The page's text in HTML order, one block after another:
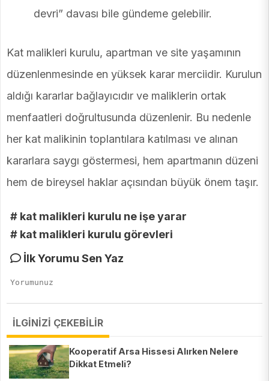
devri” davası bile gündeme gelebilir.
Kat malikleri kurulu, apartman ve site yaşamının
düzenlenmesinde en yüksek karar merciidir. Kurulun
aldığı kararlar bağlayıcıdır ve maliklerin ortak
menfaatleri doğrultusunda düzenlenir. Bu nedenle
her kat malikinin toplantılara katılması ve alınan
kararlara saygı göstermesi, hem apartmanın düzeni
hem de bireysel haklar açısından büyük önem taşır.
# kat malikleri kurulu ne işe yarar
# kat malikleri kurulu görevleri
İlk Yorumu Sen Yaz
İLGİNİZİ ÇEKEBİLİR
Kooperatif Arsa Hissesi Alırken Nelere
Dikkat Etmeli?